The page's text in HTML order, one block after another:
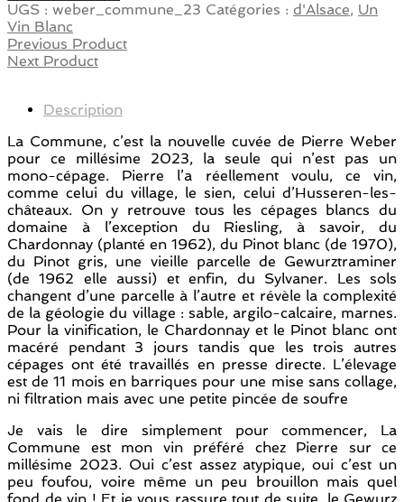
UGS : weber_commune_23 Catégories : d'Alsace, Un
Vin Blanc
Previous Product
Next Product
Description
La Commune, c’est la nouvelle cuvée de Pierre Weber
pour ce millésime 2023, la seule qui n’est pas un
mono-cépage. Pierre l’a réellement voulu, ce vin,
comme celui du village, le sien, celui d’Husseren-les-
châteaux. On y retrouve tous les cépages blancs du
domaine à l’exception du Riesling, à savoir, du
Chardonnay (planté en 1962), du Pinot blanc (de 1970),
du Pinot gris, une vieille parcelle de Gewurztraminer
(de 1962 elle aussi) et enfin, du Sylvaner. Les sols
changent d’une parcelle à l’autre et révèle la complexité
de la géologie du village : sable, argilo-calcaire, marnes.
Pour la vinification, le Chardonnay et le Pinot blanc ont
macéré pendant 3 jours tandis que les trois autres
cépages ont été travaillés en presse directe. L’élevage
est de 11 mois en barriques pour une mise sans collage,
ni filtration mais avec une petite pincée de soufre
Je vais le dire simplement pour commencer, La
Commune est mon vin préféré chez Pierre sur ce
millésime 2023. Oui c’est assez atypique, oui c’est un
peu foufou, voire même un peu brouillon mais quel